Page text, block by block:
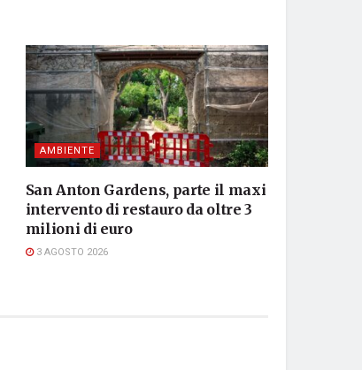
AMBIENTE
San Anton Gardens, parte il maxi
intervento di restauro da oltre 3
milioni di euro
3 AGOSTO 2026